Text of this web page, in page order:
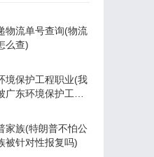
物流单号查询(物流
么查)
境保护工程职业(我
广东环境保护工程
家族(特朗普不怕公
被针对性报复吗)